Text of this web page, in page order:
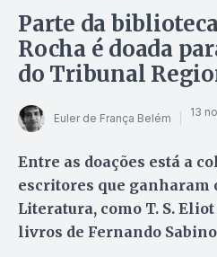
Parte da
Rocha é doada
do Tribunal
Euler de França Belém 13
Entre as doações está a
escritores que ganharam
Literatura, como T. S.
livros de Fernando